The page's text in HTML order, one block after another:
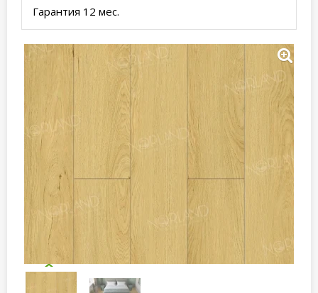
Гарантия 12 мес.